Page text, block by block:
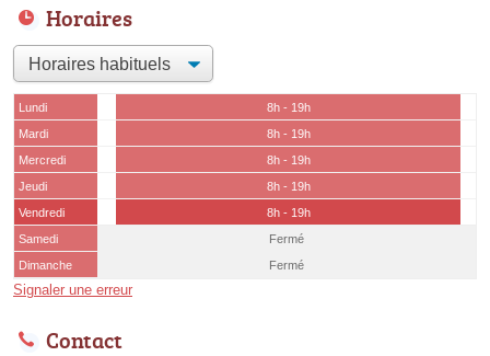
Horaires
Lundi
8h - 19h
Mardi
8h - 19h
Mercredi
8h - 19h
Jeudi
8h - 19h
Vendredi
8h - 19h
Samedi
Fermé
Dimanche
Fermé
Signaler une erreur
Contact